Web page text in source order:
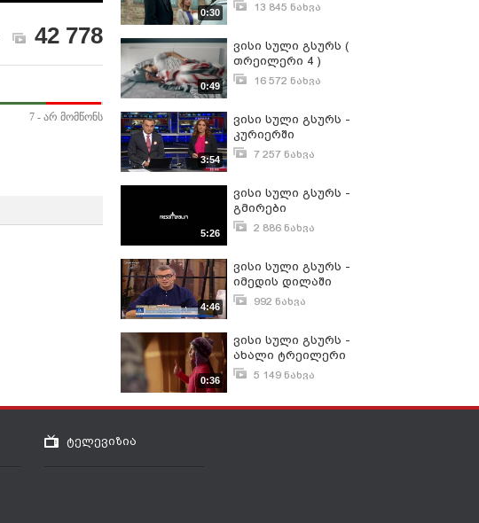
42 778
7 - არ მომწონს
0:30 13 845 ნახვა
0:49
ვისი სული გსურს (
თრეილერი 4 )
16 572 ნახვა
3:54
ვისი სული გსურს -
კურიერში
7 257 ნახვა
5:26
ვისი სული გსურს -
გმირები
2 886 ნახვა
4:46
ვისი სული გსურს -
იმედის დილაში
992 ნახვა
0:36
ვისი სული გსურს -
ახალი ტრეილერი
5 149 ნახვა
ტელევიზია